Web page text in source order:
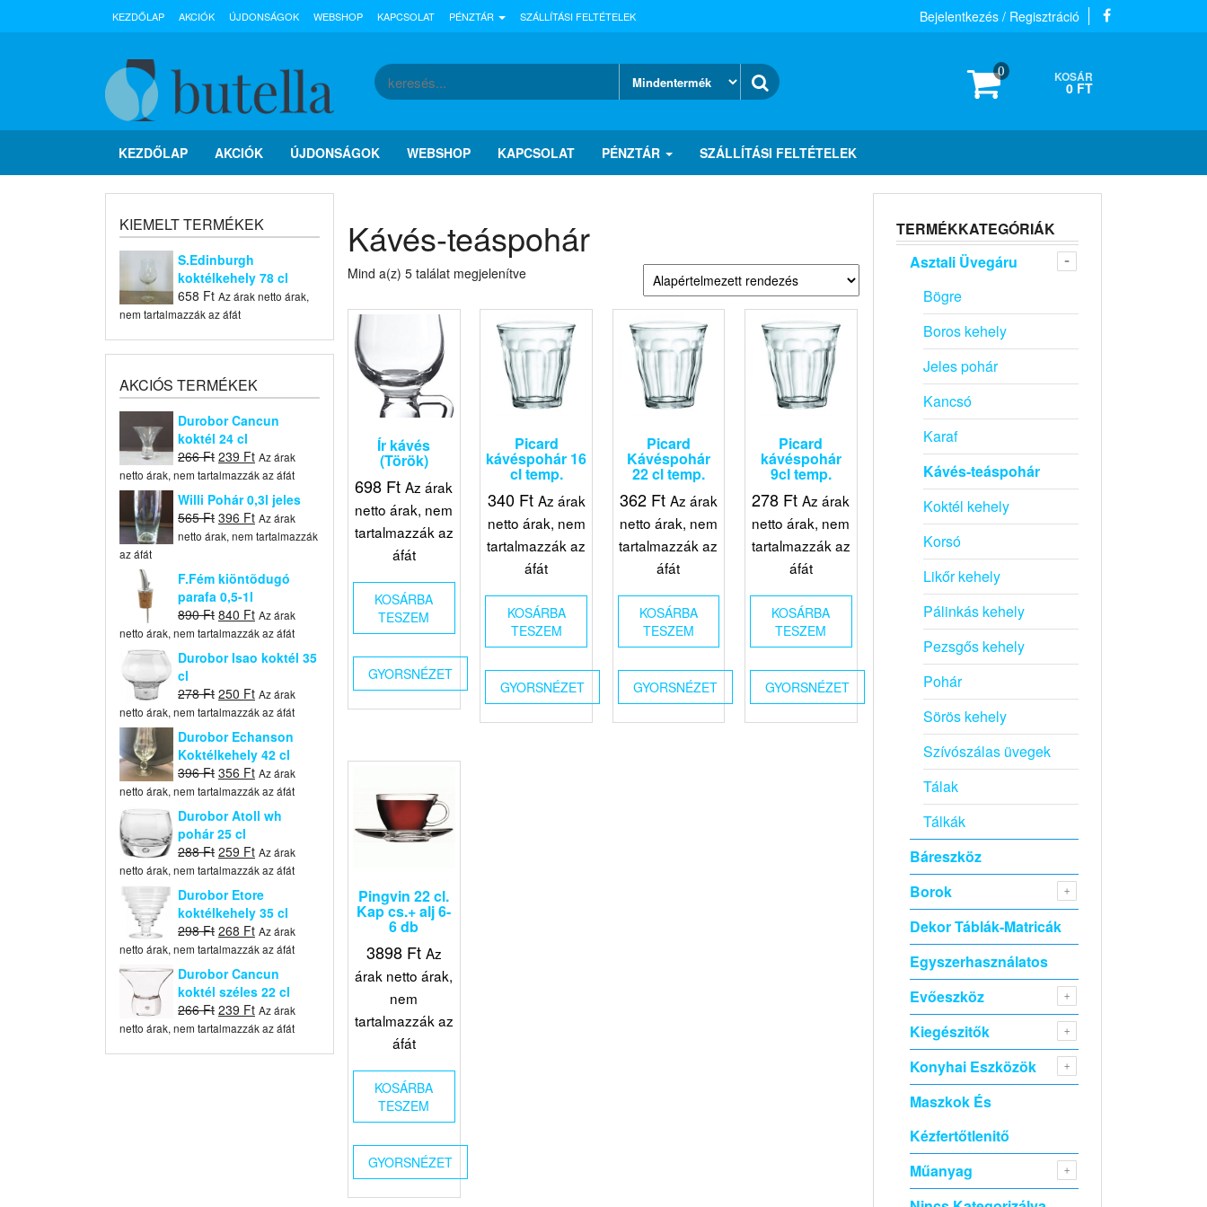
Bejelentkezés / Regisztráció
KEZDŐLAP AKCIÓK ÚJDONSÁGOK WEBSHOP KAPCSOLAT PÉNZTÁR SZÁLLÍTÁSI FELTÉTELEK
0 KOSÁR
0 FT
KEZDŐLAP AKCIÓK ÚJDONSÁGOK WEBSHOP KAPCSOLAT PÉNZTÁR SZÁLLÍTÁSI FELTÉTELEK
KIEMELT TERMÉKEK
S.Edinburgh
koktélkehely 78 cl
658 Ft Az árak netto árak,
nem tartalmazzák az áfát
AKCIÓS TERMÉKEK
Durobor Cancun
koktél 24 cl
266Ft Original
price
was:
266 Ft.
239 FtCurrent
price
is:
239 Ft.
Az árak
netto árak, nem tartalmazzák az áfát
Willi Pohár 0,3l jeles
565Ft Original
price
565 Ft.
396 FtCurrent
price
396 Ft.
Az árak
netto árak, nem tartalmazzák
az áfát
F.Fém kiöntõdugó
parafa 0,5-1l
890Ft Original
price
was:
890 Ft.
840 FtCurrent
price
is:
840 Ft.
Az árak
netto árak, nem tartalmazzák az áfát
Durobor Isao koktél 35
cl
278Ft Original
price
was:
278 Ft.
250 FtCurrent
price
250 Ft.
Az árak
netto árak, nem tartalmazzák az áfát
Durobor Echanson
Koktélkehely 42 cl
396Ft Original
price
was:
396 Ft.
356 FtCurrent
price
is:
356 Ft.
Az árak
netto árak, nem tartalmazzák az áfát
Durobor Atoll wh
pohár 25 cl
288Ft Original
price
was:
288 Ft.
259 FtCurrent
price
259 Ft.
Az árak
netto árak, nem tartalmazzák az áfát
Durobor Etore
koktélkehely 35 cl
298Ft Original
price
was:
298 Ft.
268 FtCurrent
price
268 Ft.
Az árak
netto árak, nem tartalmazzák az áfát
Durobor Cancun
koktél széles 22 cl
266Ft Original
price
239 FtCurrent
price
Az árak
netto árak, nem tartalmazzák az áfát
Kávés-teáspohár
Mind a(z) 5 találat megjelenítve
Ír kávés
(Török)
698 Ft Az árak
netto árak, nem
tartalmazzák az
áfát
KOSÁRBA
TESZEM
GYORSNÉZET
Picard
kávéspohár 16
cl temp.
340 Ft Az árak
netto árak, nem
tartalmazzák az
áfát
KOSÁRBA
TESZEM
GYORSNÉZET
Picard
Kávéspohár
22 cl temp.
362 Ft Az árak
netto árak, nem
tartalmazzák az
áfát
KOSÁRBA
TESZEM
GYORSNÉZET
Picard
kávéspohár
9cl temp.
278 Ft Az árak
netto árak, nem
tartalmazzák az
áfát
KOSÁRBA
TESZEM
GYORSNÉZET
Pingvin 22 cl.
Kap cs.+ alj 6-
6 db
3898 Ft Az
árak netto árak,
nem
tartalmazzák az
áfát
KOSÁRBA
TESZEM
GYORSNÉZET
TERMÉKKATEGÓRIÁK
Asztali Üvegáru
Bögre
Boros kehely
Jeles pohár
Kancsó
Karaf
Kávés-teáspohár
Koktél kehely
Korsó
Likőr kehely
Pálinkás kehely
Pezsgős kehely
Pohár
Sörös kehely
Szívószálas üvegek
Tálak
Tálkák
Báreszköz
Borok
Dekor Táblák-Matricák
Egyszerhasználatos
Evőeszköz
Kiegészitők
Konyhai Eszközök
Maszkok És
Kézfertőtlenitő
Műanyag